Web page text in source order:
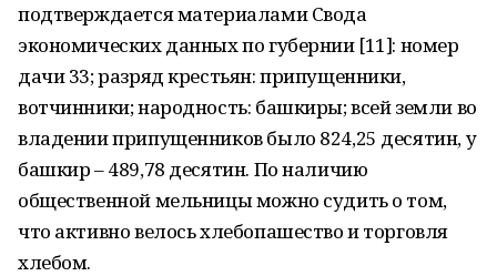
подтверждается материалами Свода
экономических данных по губернии [11]: номер
дачи 33; разряд крестьян: припущенники,
вотчинники; народность: башкиры; всей земли во
владении припущенников было 824,25 десятин, у
башкир – 489,78 десятин. По наличию
общественной мельницы можно судить о том,
что активно велось хлебопашество и торговля
хлебом.